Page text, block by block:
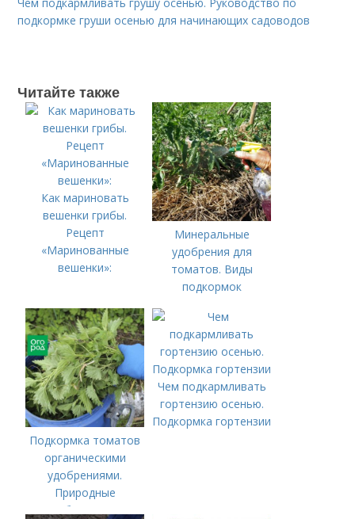
подкормке груши осенью для начинающих садоводов
Читайте также
Как мариновать
вешенки грибы.
Рецепт
«Маринованные
вешенки»:
Минеральные
удобрения для
томатов. Виды
подкормок
Подкормка томатов
органическими
удобрениями.
Природные
удобрения для
Чем подкармливать
гортензию осенью.
Подкормка гортензии